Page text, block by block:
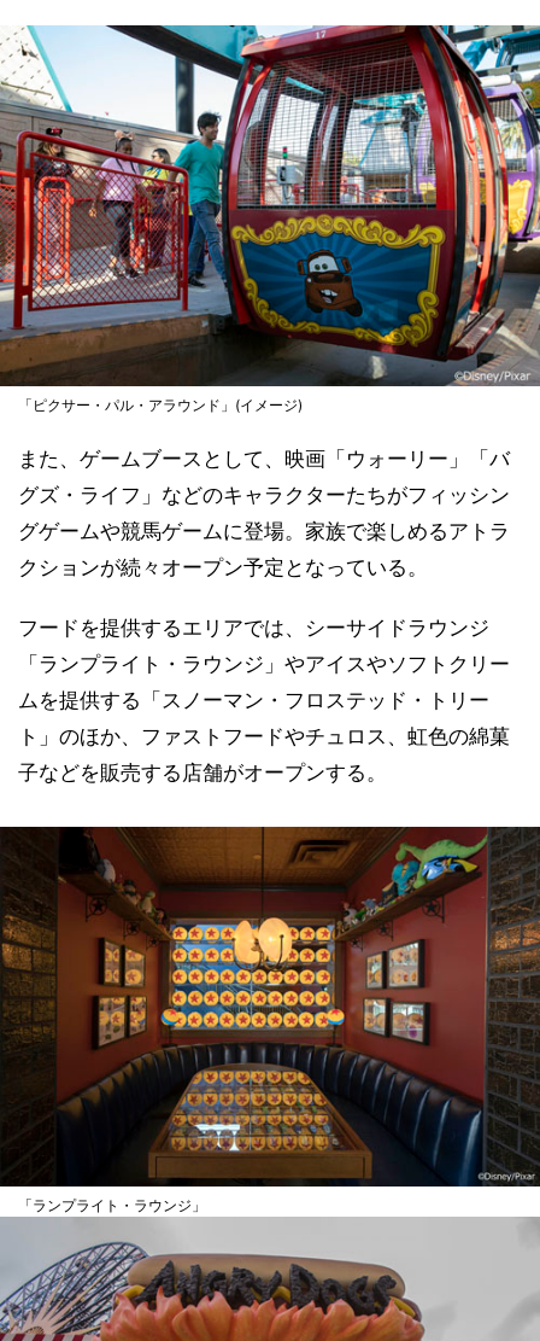
「ピクサー・パル・アラウンド」(イメージ)
また、ゲームブースとして、映画「ウォーリー」「バ
グズ・ライフ」などのキャラクターたちがフィッシン
グゲームや競馬ゲームに登場。家族で楽しめるアトラ
クションが続々オープン予定となっている。
フードを提供するエリアでは、シーサイドラウンジ
「ランプライト・ラウンジ」やアイスやソフトクリー
ムを提供する「スノーマン・フロステッド・トリー
ト」のほか、ファストフードやチュロス、虹色の綿菓
子などを販売する店舗がオープンする。
「ランプライト・ラウンジ」